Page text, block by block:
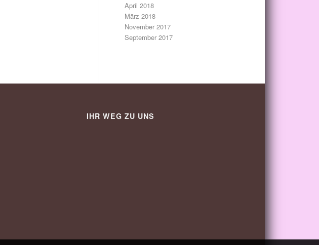
April 2018
März 2018
November 2017
September 2017
IHR WEG ZU UNS